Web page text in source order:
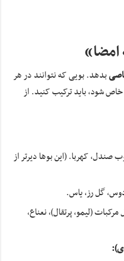
بدهد. بویی که نتوانند در هر
خاص شود، باید ترکیب کنید. از
صندل، کهربا. (این بوها دیرتر از
گل رز، یاس.
مرکبات (لیمو، پرتقال)، نعناع،